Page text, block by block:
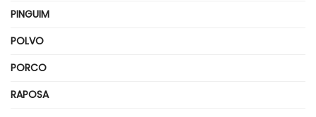
PINGUIM
POLVO
PORCO
RAPOSA